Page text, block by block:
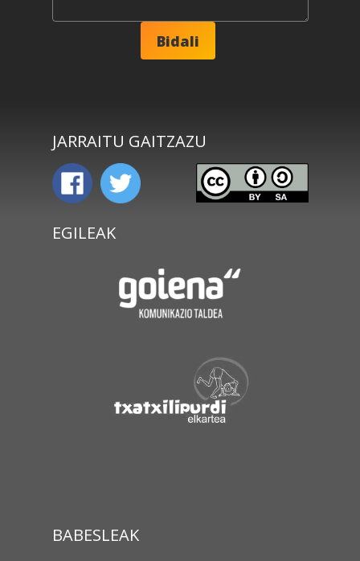
JARRAITU GAITZAZU
EGILEAK
BABESLEAK